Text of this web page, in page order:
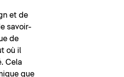
et de
savoir-
de
où il
Cela
que